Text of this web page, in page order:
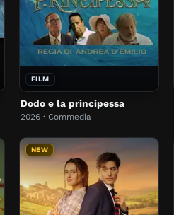
FILM
Dodo e la principessa
2026 · Commedia
NEW